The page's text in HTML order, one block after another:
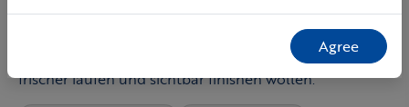
Ein Trisuit muss Schwimmen, Radfahren und Laufen
ohne Kompromiss schaffen. Tex.Vision baut
Bekleidung fuer Athleten, die schneller wechseln,
frischer laufen und sichtbar finishen wollen.
Agree